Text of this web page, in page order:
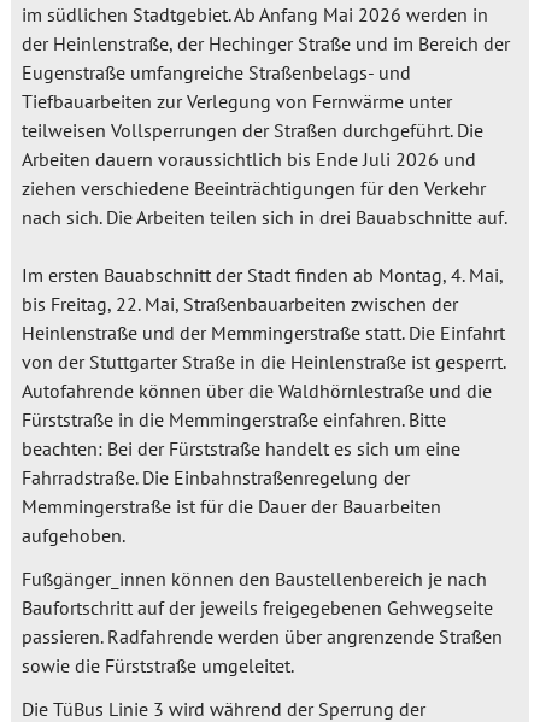
im südlichen Stadtgebiet. Ab Anfang Mai 2026 werden in
der Heinlenstraße, der Hechinger Straße und im Bereich der
Eugenstraße umfangreiche Straßenbelags- und
Tiefbauarbeiten zur Verlegung von Fernwärme unter
teilweisen Vollsperrungen der Straßen durchgeführt. Die
Arbeiten dauern voraussichtlich bis Ende Juli 2026 und
ziehen verschiedene Beeinträchtigungen für den Verkehr
nach sich. Die Arbeiten teilen sich in drei Bauabschnitte auf.
Im ersten Bauabschnitt der Stadt finden ab Montag, 4. Mai,
bis Freitag, 22. Mai, Straßenbauarbeiten zwischen der
Heinlenstraße und der Memmingerstraße statt. Die Einfahrt
von der Stuttgarter Straße in die Heinlenstraße ist gesperrt.
Autofahrende können über die Waldhörnlestraße und die
Fürststraße in die Memmingerstraße einfahren. Bitte
beachten: Bei der Fürststraße handelt es sich um eine
Fahrradstraße. Die Einbahnstraßenregelung der
Memmingerstraße ist für die Dauer der Bauarbeiten
aufgehoben.
Fußgänger_innen können den Baustellenbereich je nach
Baufortschritt auf der jeweils freigegebenen Gehwegseite
passieren. Radfahrende werden über angrenzende Straßen
sowie die Fürststraße umgeleitet.
Die TüBus Linie 3 wird während der Sperrung der